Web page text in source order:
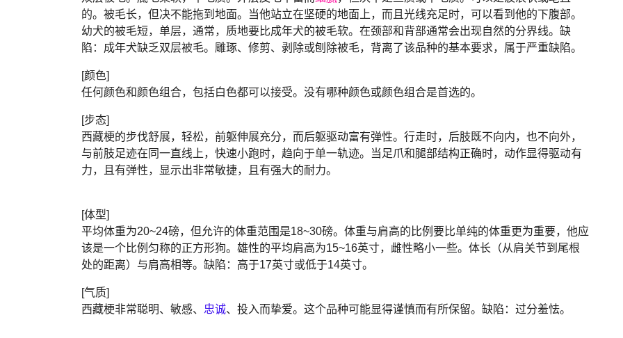
的。被毛长，但决不能拖到地面。当他站立在坚硬的地面上，而且光线充足时，可以看到他的下腹部。
幼犬的被毛短，单层，通常，质地要比成年犬的被毛软。在颈部和背部通常会出现自然的分界线。缺
陷：成年犬缺乏双层被毛。雕琢、修剪、剥除或刨除被毛，背离了该品种的基本要求，属于严重缺陷。
[颜色]
任何颜色和颜色组合，包括白色都可以接受。没有哪种颜色或颜色组合是首选的。
[步态]
西藏梗的步伐舒展，轻松，前躯伸展充分，而后躯驱动富有弹性。行走时，后肢既不向内，也不向外，
与前肢足迹在同一直线上，快速小跑时，趋向于单一轨迹。当足爪和腿部结构正确时，动作显得驱动有
力，且有弹性，显示出非常敏捷，且有强大的耐力。
[体型]
平均体重为20~24磅，但允许的体重范围是18~30磅。体重与肩高的比例要比单纯的体重更为重要，他应
该是一个比例匀称的正方形狗。雄性的平均肩高为15~16英寸，雌性略小一些。体长（从肩关节到尾根
处的距离）与肩高相等。缺陷：高于17英寸或低于14英寸。
[气质]
西藏梗非常聪明、敏感、 忠诚、投入而挚爱。这个品种可能显得谨慎而有所保留。缺陷：过分羞怯。